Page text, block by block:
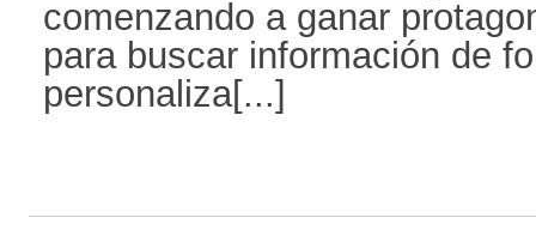
comenzando a ganar
para buscar información de
personaliza[...]